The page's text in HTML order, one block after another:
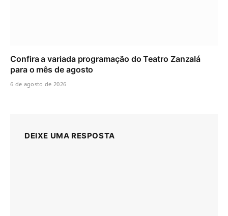
Confira a variada programação do Teatro Zanzalá
para o mês de agosto
6 de agosto de 2026
DEIXE UMA RESPOSTA